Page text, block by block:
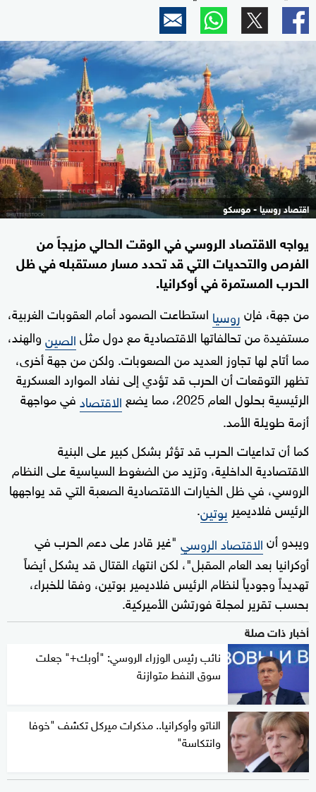
اقتصاد روسيا - موسكو
يواجه الاقتصاد الروسي في الوقت الحالي مزيجاً من
الفرص والتحديات التي قد تحدد مسار مستقبله في ظل
الحرب المستمرة في أوكرانيا.
من جهة، فإنروسيا استطاعت الصمود أمام العقوبات الغربية،
مستفيدة من تحالفاتها الاقتصادية مع دول مثلالصينوالهند،
مما أتاح لها تجاوز العديد من الصعوبات. ولكن من جهة أخرى،
تظهر التوقعات أن الحرب قد تؤدي إلى نفاد الموارد العسكرية
الرئيسية بحلول العام 2025، مما يضع
الاقتصادفي مواجهة
أزمة طويلة الأمد.
كما أن تداعيات الحرب قد تؤثر بشكل كبير على البنية
الاقتصادية الداخلية، وتزيد من الضغوط السياسية على النظام
الروسي، في ظل الخيارات الاقتصادية الصعبة التي قد يواجهها
الرئيس فلاديمير بوتين.
ويبدو أنالاقتصاد الروسي "غير قادر على دعم الحرب في
أوكرانيا بعد العام المقبل"، لكن انتهاء القتال قد يشكل أيضاً
تهديداً وجودياً لنظام الرئيس فلاديمير بوتين، وفقا للخبراء،
بحسب تقرير لمجلة فورتشن الأميركية.
أخبار ذات صلة
نائب رئيس الوزراء الروسي: "أوبك+" جعلت
سوق النفط متوازنة
الناتو وأوكرانيا.. مذكرات ميركل تكشف "خوفا
وانتكاسة"